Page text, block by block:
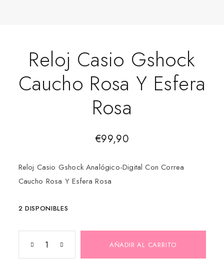
Reloj Casio Gshock
Caucho Rosa Y Esfera
Rosa
€99,90
Reloj Casio Gshock Analógico-Digital Con Correa
Caucho Rosa Y Esfera Rosa
2 DISPONIBLES
AÑADIR AL CARRITO